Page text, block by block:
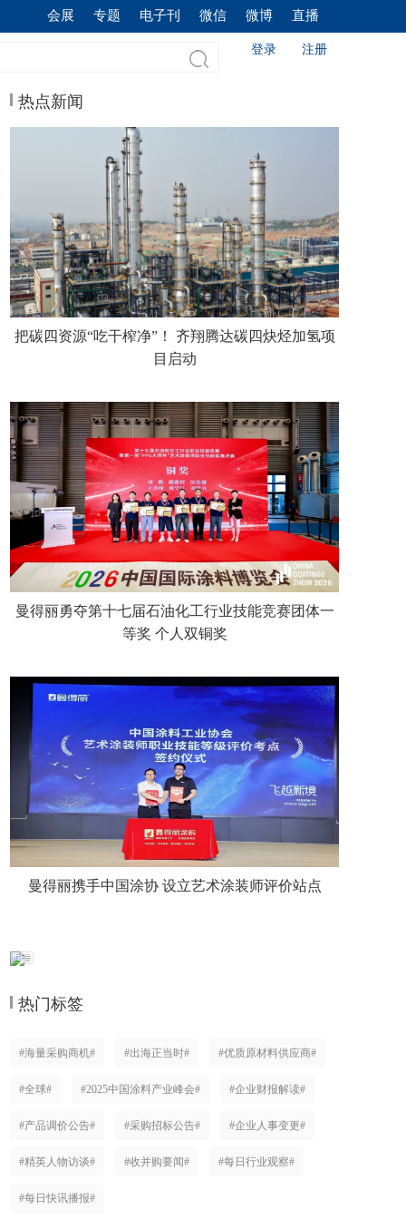
会展 专题 电子刊 微信 微博 直播
登录 注册
热点新闻
把碳四资源“吃干榨净”！ 齐翔腾达碳四炔烃加氢项
目启动
曼得丽勇夺第十七届石油化工行业技能竞赛团体一
等奖 个人双铜奖
曼得丽携手中国涂协 设立艺术涂装师评价站点
热门标签
#海量采购商机# #出海正当时# #优质原材料供应商#
#全球# #2025中国涂料产业峰会# #企业财报解读#
#产品调价公告# #采购招标公告# #企业人事变更#
#精英人物访谈# #收并购要闻# #每日行业观察#
#每日快讯播报#